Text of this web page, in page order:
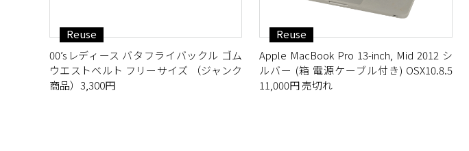
Reuse
00’sレディース バタフライバックル ゴム
ウエストベルト フリーサイズ （ジャンク
商品）3,300円
Reuse
Apple MacBook Pro 13-inch, Mid 2012 シ
ルバー (箱 電源ケーブル付き) OSX10.8.5
11,000円 売切れ